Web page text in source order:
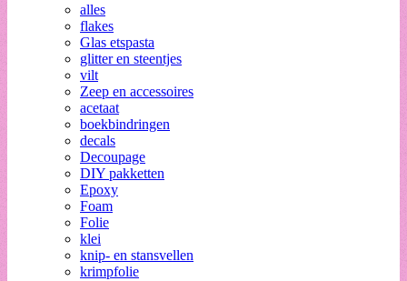
alles
flakes
Glas etspasta
glitter en steentjes
vilt
Zeep en accessoires
acetaat
boekbindringen
decals
Decoupage
DIY pakketten
Epoxy
Foam
Folie
klei
knip- en stansvellen
krimpfolie